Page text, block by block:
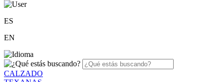
ES
EN
CALZADO